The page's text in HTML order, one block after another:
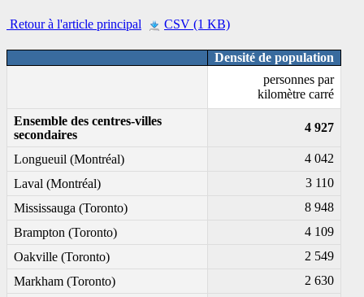
Retour à l'article principal CSV (1 KB)
Densité de population
personnes par
kilomètre carré
Ensemble des centres-villes
secondaires
4 927
Longueuil (Montréal)
4 042
Laval (Montréal)
3 110
Mississauga (Toronto)
8 948
Brampton (Toronto)
4 109
Oakville (Toronto)
2 549
Markham (Toronto)
2 630